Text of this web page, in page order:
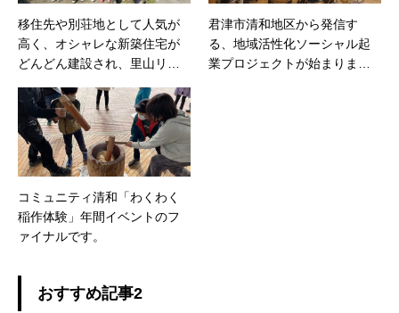
移住先や別荘地として人気が
高く、オシャレな新築住宅が
どんどん建設され、里山リゾ
君津市清和地区から発信す
る、地域活性化ソーシャル起
業プロジェクトが始まりまし
コミュニティ清和「わくわく
稲作体験」年間イベントのフ
ァイナルです。
おすすめ記事2